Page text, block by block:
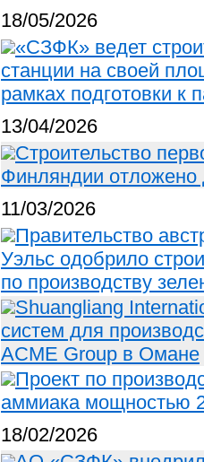
18/05/2026
«СЗФК» ведет
станции на своей
рамках подготовки к
13/04/2026
Строительство
Финляндии отложено
11/03/2026
Правительство
Уэльс одобрило
по производству
Shuangliang
систем для
ACME Group в Омане
Проект по
аммиака мощностью
18/02/2026